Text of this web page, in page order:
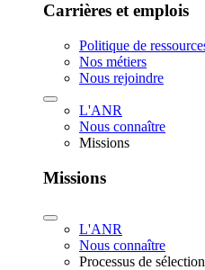
Carrières et emplois
Politique de
Nos métiers
Nous rejoindre
L'ANR
Nous connaître
Missions
Missions
L'ANR
Nous connaître
Processus de sélection